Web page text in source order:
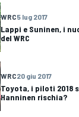
WRC5 lug 2017
Lappi e Suninen, i
del WRC
WRC20 giu 2017
Toyota, i piloti 2018
Hanninen rischia?